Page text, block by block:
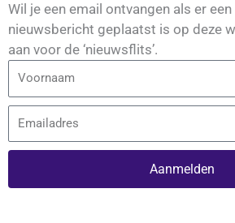
Wil je een email ontvangen als er
nieuwsbericht geplaatst is op deze
aan voor de ‘nieuwsflits’.
Voornaam
Aanmelden